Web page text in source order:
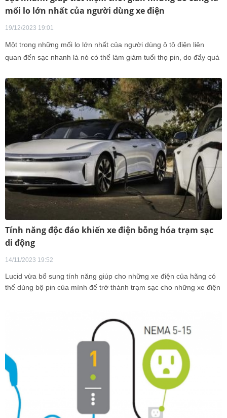
mối lo lớn nhất của người dùng xe điện
19/12/2023 19:01
Một trong những mối lo lớn nhất của người dùng ô tô điện liên
quan đến sạc nhanh là nó có thể làm giảm tuổi thọ pin, do đẩy quá
Tính năng độc đáo khiến xe điện bỗng hóa trạm sạc
di động
14/11/2023 19:52
Lucid vừa bổ sung tính năng giúp cho những xe điện của hãng có
thể dùng bộ pin của mình để trở thành trạm sạc cho những xe điện